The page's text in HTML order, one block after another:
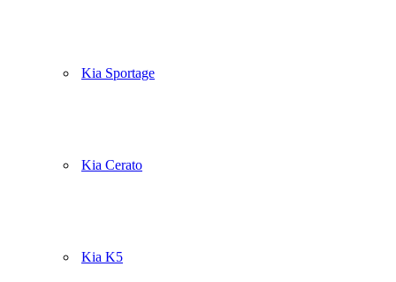
Kia Sportage
Kia Cerato
Kia K5